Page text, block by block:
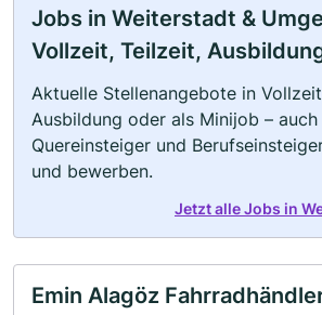
Jobs in Weiterstadt &
Vollzeit, Teilzeit,
Aktuelle Stellenangebote in
Ausbildung oder als Minijob –
Quereinsteiger und
und bewerben.
Jetzt alle Jobs in
Emin Alagöz